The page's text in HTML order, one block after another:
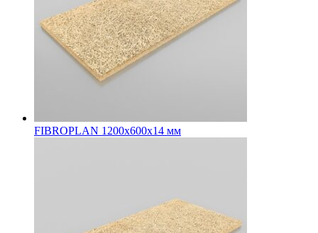
FIBROPLAN 1200х600х14 мм